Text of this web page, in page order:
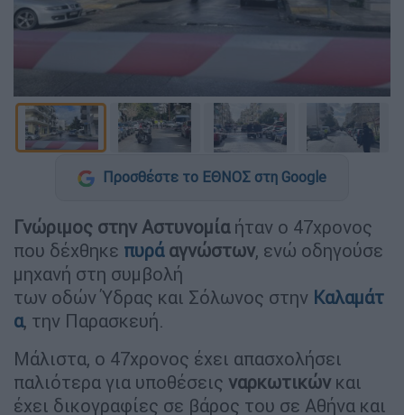
Προσθέστε το ΕΘΝΟΣ στη Google
Γνώριμος στην Αστυνομίαήταν ο 47χρονος
που δέχθηκε πυρά αγνώστων, ενώ οδηγούσε
μηχανή στη συμβολή
των οδών Ύδρας και Σόλωνος στην Καλαμάτ
α, την Παρασκευή.
Μάλιστα, ο 47χρονος έχει απασχολήσει
παλιότερα για υποθέσεις ναρκωτικών και
έχει δικογραφίες σε βάρος του σε Αθήνα και